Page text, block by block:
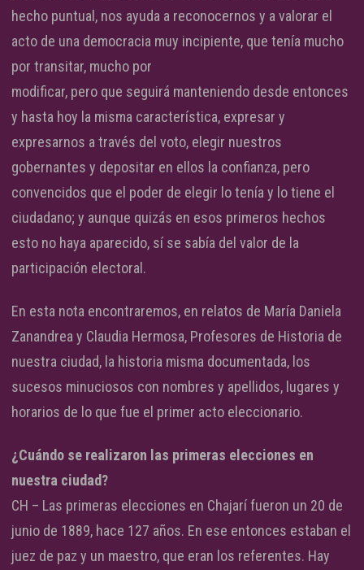
hecho puntual, nos ayuda a reconocernos y a valorar el
acto de una democracia muy incipiente, que tenía mucho
por transitar, mucho por
modificar, pero que seguirá manteniendo desde entonces
y hasta hoy la misma característica, expresar y
expresarnos a través del voto, elegir nuestros
gobernantes y depositar en ellos la confianza, pero
convencidos que el poder de elegir lo tenía y lo tiene el
ciudadano; y aunque quizás en esos primeros hechos
esto no haya aparecido, sí se sabía del valor de la
participación electoral.
En esta nota encontraremos, en relatos de María Daniela
Zanandrea y Claudia Hermosa, Profesores de Historia de
nuestra ciudad, la historia misma documentada, los
sucesos minuciosos con nombres y apellidos, lugares y
horarios de lo que fue el primer acto eleccionario.
¿Cuándo se realizaron las primeras elecciones en
nuestra ciudad?
CH – Las primeras elecciones en Chajarí fueron un 20 de
junio de 1889, hace 127 años. En ese entonces estaban el
juez de paz y un maestro, que eran los referentes. Hay